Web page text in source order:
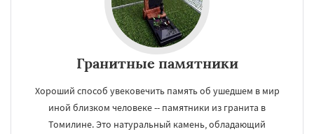
Гранитные памятники
Хороший способ увековечить память об ушедшем в мир
иной близком человеке -- памятники из гранита в
Томилине. Это натуральный камень, обладающий